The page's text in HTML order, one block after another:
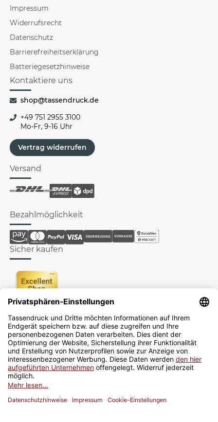
Impressum
Widerrufsrecht
Datenschutz
Barrierefreiheitserklärung
Batteriegesetzhinweise
Kontaktiere uns
shop@tassendruck.de
+49 751 2955 3100
Mo-Fr, 9-16 Uhr
Vertrag widerrufen
Versand
Bezahlmöglichkeit
Sicher kaufen
Newsletter